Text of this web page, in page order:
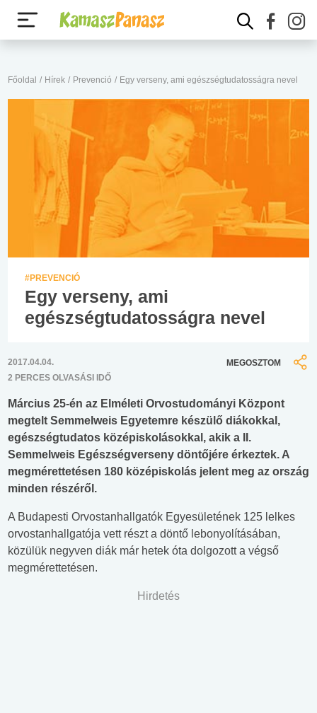
Főoldal / Hírek / Prevenció / Egy verseny, ami egészségtudatosságra nevel
#PREVENCIÓ
Egy verseny, ami
egészségtudatosságra nevel
2017.04.04.
2 PERCES OLVASÁSI IDŐ
MEGOSZTOM
Március 25-én az Elméleti Orvostudományi Központ
megtelt Semmelweis Egyetemre készülő diákokkal,
egészségtudatos középiskolásokkal, akik a II.
Semmelweis Egészségverseny döntőjére érkeztek. A
megmérettetésen 180 középiskolás jelent meg az ország
minden részéről.
A Budapesti Orvostanhallgatók Egyesületének 125 lelkes
orvostanhallgatója vett részt a döntő lebonyolításában,
közülük negyven diák már hetek óta dolgozott a végső
megmérettetésen.
Hirdetés